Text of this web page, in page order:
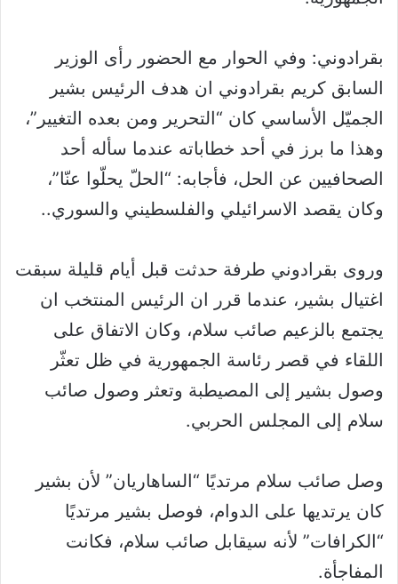
بقرادوني: وفي الحوار مع الحضور رأى الوزير
السابق كريم بقرادوني ان هدف الرئيس بشير
الجميّل الأساسي كان “التحرير ومن بعده التغيير”،
وهذا ما برز في أحد خطاباته عندما سأله أحد
الصحافيين عن الحل، فأجابه: “الحلّ يحلّوا عنّا”،
وكان يقصد الاسرائيلي والفلسطيني والسوري..
وروى بقرادوني طرفة حدثت قبل أيام قليلة سبقت
اغتيال بشير، عندما قرر ان الرئيس المنتخب ان
يجتمع بالزعيم صائب سلام، وكان الاتفاق على
اللقاء في قصر رئاسة الجمهورية في ظل تعثّر
وصول بشير إلى المصيطبة وتعثر وصول صائب
سلام إلى المجلس الحربي.
وصل صائب سلام مرتديًا “الساهاريان” لأن بشير
كان يرتديها على الدوام، فوصل بشير مرتديًا
“الكرافات” لأنه سيقابل صائب سلام، فكانت
المفاجأة.